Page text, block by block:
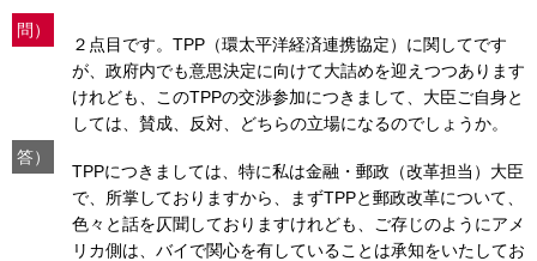
問）
２点目です。TPP（環太平洋経済連携協定）に関してです
が、政府内でも意思決定に向けて大詰めを迎えつつあります
けれども、このTPPの交渉参加につきまして、大臣ご自身と
しては、賛成、反対、どちらの立場になるのでしょうか。
答）
TPPにつきましては、特に私は金融・郵政（改革担当）大臣
で、所掌しておりますから、まずTPPと郵政改革について、
色々と話を仄聞しておりますけれども、ご存じのようにアメ
リカ側は、バイで関心を有していることは承知をいたしてお